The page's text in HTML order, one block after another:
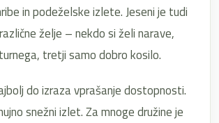
in podeželske izlete. Jeseni je tudi
želje – nekdo si želi narave,
tretji samo dobro kosilo.
do izraza vprašanje dostopnosti.
snežni izlet. Za mnoge družine je